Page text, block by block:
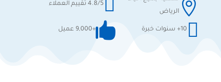
 الرياض
4.8/5 تقييم العملاء
 10+ سنوات خبرة +9,000 عميل